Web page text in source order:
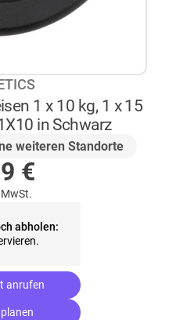
1 x 10 kg, 1 x 15
in Schwarz
weiteren Standorte
€
abholen:
anrufen